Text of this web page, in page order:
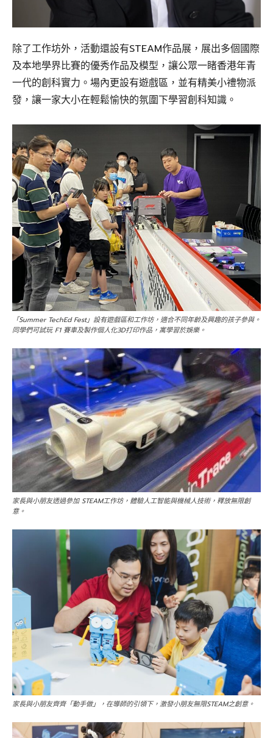
除了工作坊外，活動還設有STEAM作品展，展出多個國際
及本地學界比賽的優秀作品及模型，讓公眾一睹香港年青
一代的創科實力。場內更設有遊戲區，並有精美小禮物派
發，讓一家大小在輕鬆愉快的氛圍下學習創科知識。
「Summer TechEd Fest」設有遊戲區和工作坊，適合不同年齡及興趣的孩子參與。
同學們可試玩 F1 賽車及製作個人化3D打印作品，寓學習於娛樂。
家長與小朋友透過參加 STEAM工作坊，體驗人工智能與機械人技術，釋放無限創
意。
家長與小朋友齊齊「動手做」，在導師的引領下，激發小朋友無限STEAM之創意。